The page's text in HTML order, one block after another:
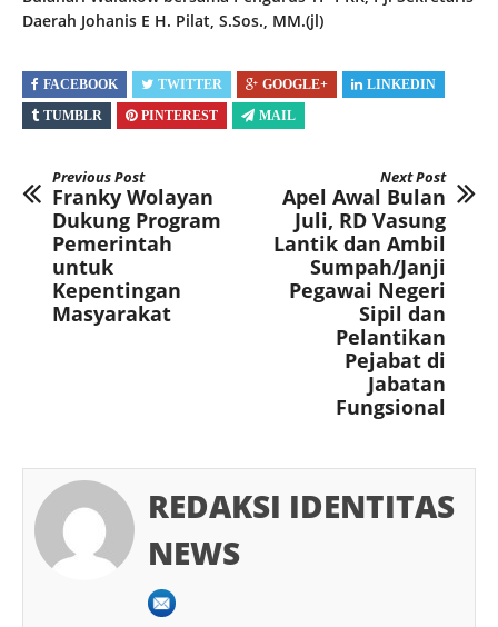
Daerah Johanis E H. Pilat, S.Sos., MM.(jl)
FACEBOOK TWITTER GOOGLE+
LINKEDIN
TUMBLR
PINTEREST MAIL
Previous Post
Franky Wolayan
Dukung Program
Pemerintah
untuk
Kepentingan
Masyarakat
Next Post
Apel Awal Bulan
Juli, RD Vasung
Lantik dan Ambil
Sumpah/Janji
Pegawai Negeri
Sipil dan
Pelantikan
Pejabat di
Jabatan
Fungsional
REDAKSI IDENTITAS
NEWS